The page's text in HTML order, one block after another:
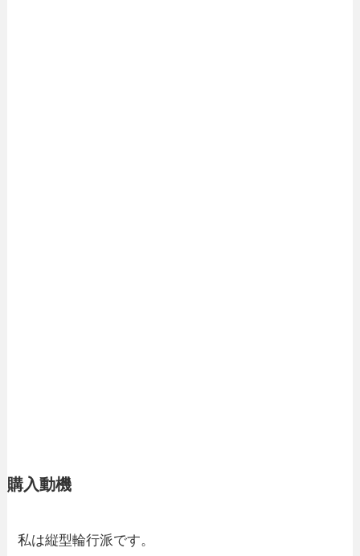
購入動機
私は縦型輪行派です。